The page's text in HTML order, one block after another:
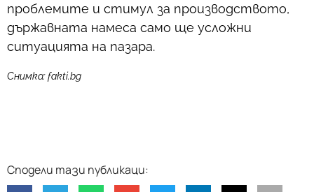
проблемите и стимул за производството,
държавната намеса само ще усложни
ситуацията на пазара.
Снимка: fakti.bg